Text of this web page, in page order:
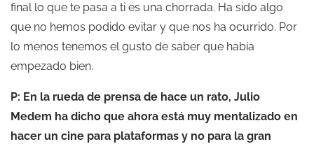
final lo que te pasa a ti es una chorrada. Ha sido algo
que no hemos podido evitar y que nos ha ocurrido. Por
lo menos tenemos el gusto de saber que había
empezado bien.
P: En la rueda de prensa de hace un rato, Julio
Medem ha dicho que ahora está muy mentalizado en
hacer un cine para plataformas y no para la gran